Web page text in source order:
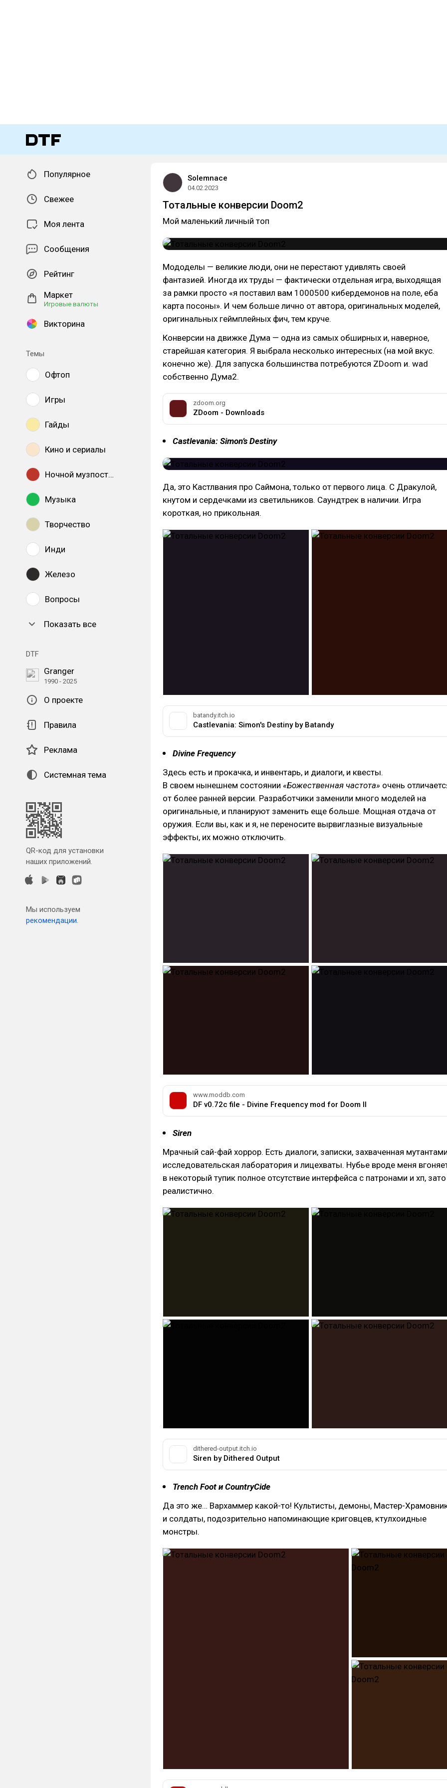
Популярное
Свежее
Моя лента
Сообщения
Рейтинг
Маркет
Игровые валюты
Викторина
Темы
Офтоп
Игры
Гайды
Кино и сериалы
Ночной музпостинг
Музыка
Творчество
Инди
Железо
Вопросы
Показать все
DTF
Granger
1990 - 2025
О проекте
Правила
Реклама
Системная тема
QR-код для установки
наших приложений.
Мы используем
рекомендации.
Solemnace
04.02.2023
Тотальные конверсии Doom2
Мой маленький личный топ
Мододелы — великие люди, они не перестают удивлять своей
фантазией. Иногда их труды — фактически отдельная игра, выходящая
за рамки просто «я поставил вам 1000500 кибердемонов на поле, еба
карта посоны». И чем больше лично от автора, оригинальных моделей,
оригинальных геймплейных фич, тем круче.
Конверсии на движке Дума — одна из самых обширных и, наверное,
старейшая категория. Я выбрала несколько интересных (на мой вкус.
конечно же). Для запуска большинства потребуются ZDoom и. wad
собственно Дума2.
zdoom.org
ZDoom - Downloads
Castlevania: Simon’s Destiny
Да, это Кастлвания про Саймона, только от первого лица. С Дракулой,
кнутом и сердечками из светильников. Cаундтрек в наличии. Игра
короткая, но прикольная.
batandy.itch.io
Castlevania: Simon's Destiny by Batandy
Divine Frequency
Здесь есть и прокачка, и инвентарь, и диалоги, и квесты.
В своем нынешнем состоянии «Божественная частота» очень
от более ранней версии. Разработчики заменили много моделей на
оригинальные, и планируют заменить еще больше. Мощная отдача от
оружия. Если вы, как и я, не переносите вырвиглазные визуальные
эффекты, их можно отключить.
www.moddb.com
DF v0.72c file - Divine Frequency mod for Doom II
Siren
Мрачный сай-фай хоррор. Есть диалоги, записки, захваченная
исследовательская лаборатория и лицехваты. Нубье вроде меня
в некоторый тупик полное отсутствие интерфейса с патронами и хп, зато
реалистично.
dithered-output.itch.io
Siren by Dithered Output
Trench Foot и CountryCide
Да это же… Вархаммер какой-то! Культисты, демоны, Мастер-
и солдаты, подозрительно напоминающие криговцев, ктулхоидные
монстры.